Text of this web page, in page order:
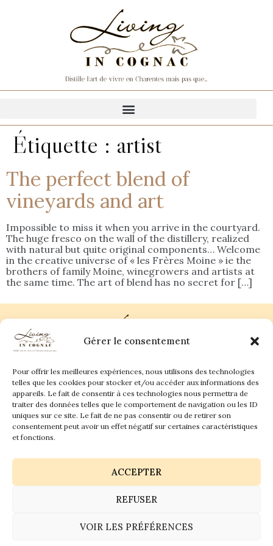
Gérer le consentement
Pour offrir les meilleures expériences, nous utilisons des technologies
telles que les cookies pour stocker et/ou accéder aux informations des
appareils. Le fait de consentir à ces technologies nous permettra de
traiter des données telles que le comportement de navigation ou les ID
uniques sur ce site. Le fait de ne pas consentir ou de retirer son
consentement peut avoir un effet négatif sur certaines caractéristiques
et fonctions.
ACCEPTER
REFUSER
VOIR LES PRÉFÉRENCES
Étiquette : artist
The perfect blend of
vineyards and art
Impossible to miss it when you arrive in the courtyard.
The huge fresco on the wall of the distillery, realized
with natural but quite original components… Welcome
in the creative universe of « les Frères Moine » ie the
brothers of family Moine, winegrowers and artists at
the same time. The art of blend has no secret for […]
Plan du site
Living in Cognac Land
La vigne & Le verre
Newsletter
Dégustation sensorielle & Écriture
Contact
anne@livingincognac.com